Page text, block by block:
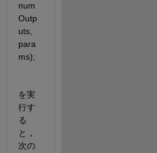
num
Outp
uts,
para
ms);
を実
行す
る
と，
次の